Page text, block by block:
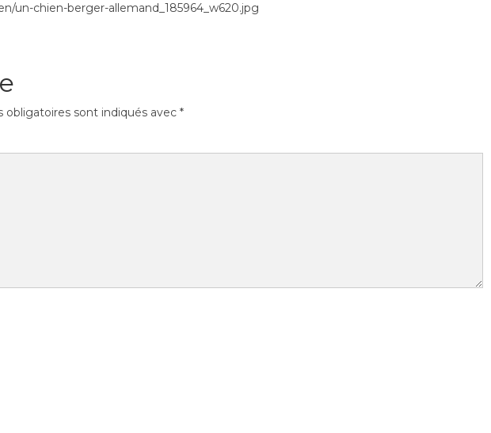
un-chien-berger-allemand_185964_w620.jpg
obligatoires sont indiqués avec *